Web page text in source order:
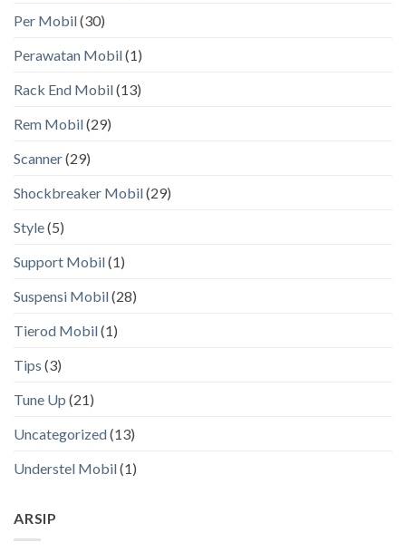
Per Mobil(30)
Perawatan Mobil(1)
Rack End Mobil(13)
Rem Mobil(29)
Scanner(29)
Shockbreaker Mobil(29)
Style(5)
Support Mobil(1)
Suspensi Mobil(28)
Tierod Mobil(1)
Tips (3)
Tune Up (21)
Uncategorized(13)
Understel Mobil(1)
ARSIP